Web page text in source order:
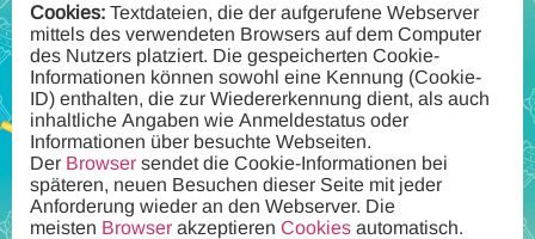
Cookies: Textdateien, die der aufgerufene Webserver
mittels des verwendeten Browsers auf dem Computer
des Nutzers platziert. Die gespeicherten Cookie-
Informationen können sowohl eine Kennung (Cookie-
ID) enthalten, die zur Wiedererkennung dient, als auch
inhaltliche Angaben wie Anmeldestatus oder
Informationen über besuchte Webseiten.
Der Browser sendet die Cookie-Informationen bei
späteren, neuen Besuchen dieser Seite mit jeder
Anforderung wieder an den Webserver. Die
meisten Browser akzeptieren Cookies automatisch.